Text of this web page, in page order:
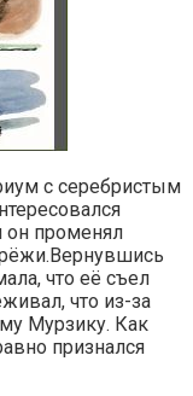
с серебристым
он променял
что её съел
что из-за
Мурзику. Как
признался